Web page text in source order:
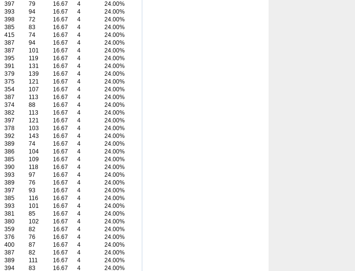
397 79 16.67 4
24.00%
393 94 16.67 4
24.00%
398 72 16.67 4
24.00%
385 83 16.67 4
24.00%
415 74 16.67 4
24.00%
387 94 16.67 4
24.00%
387 101 16.67 4
24.00%
395 119 16.67 4
24.00%
391 131 16.67 4
24.00%
379 139 16.67 4
24.00%
375 121 16.67 4
24.00%
354 107 16.67 4
24.00%
387 113 16.67 4
24.00%
374 88 16.67 4
24.00%
382 113 16.67 4
24.00%
397 121 16.67 4
24.00%
378 103 16.67 4
24.00%
392 143 16.67 4
24.00%
389 74 16.67 4
24.00%
386 104 16.67 4
24.00%
385 109 16.67 4
24.00%
390 118 16.67 4
24.00%
393 97 16.67 4
24.00%
389 76 16.67 4
24.00%
397 93 16.67 4
24.00%
385 116 16.67 4
24.00%
393 101 16.67 4
24.00%
381 85 16.67 4
24.00%
380 102 16.67 4
24.00%
359 82 16.67 4
24.00%
376 76 16.67 4
24.00%
400 87 16.67 4
24.00%
387 82 16.67 4
24.00%
389 111 16.67 4
24.00%
394 83 16.67 4 24.00%